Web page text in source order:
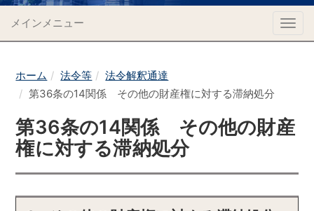
メインメニュー
ホーム 法令等
法令解釈通達
第36条の14関係 その他の財産権に対する滞納処分
第36条の14関係 その他の財産
権に対する滞納処分